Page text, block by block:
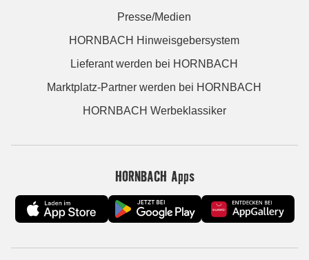
Presse/Medien
HORNBACH Hinweisgebersystem
Lieferant werden bei HORNBACH
Marktplatz-Partner werden bei HORNBACH
HORNBACH Werbeklassiker
HORNBACH Apps